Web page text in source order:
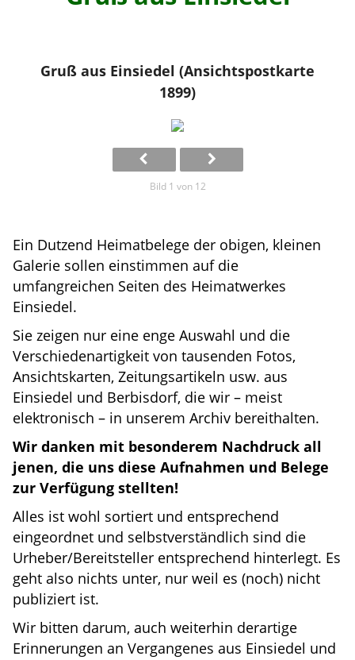
Gruß aus Einsiedel (Ansichtspostkarte
1899)
Bild 1 von 12
Ein Dutzend Heimatbelege der obigen, kleinen
Galerie sollen einstimmen auf die
umfangreichen Seiten des Heimatwerkes
Einsiedel.
Sie zeigen nur eine enge Auswahl und die
Verschiedenartigkeit von tausenden Fotos,
Ansichtskarten, Zeitungsartikeln usw. aus
Einsiedel und Berbisdorf, die wir – meist
elektronisch – in unserem Archiv bereithalten.
Wir danken mit besonderem Nachdruck all
jenen, die uns diese Aufnahmen und Belege
zur Verfügung stellten!
Alles ist wohl sortiert und entsprechend
eingeordnet und selbstverständlich sind die
Urheber/Bereitsteller entsprechend hinterlegt. Es
geht also nichts unter, nur weil es (noch) nicht
publiziert ist.
Wir bitten darum, auch weiterhin derartige
Erinnerungen an Vergangenes aus Einsiedel und